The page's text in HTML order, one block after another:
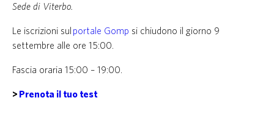
Sede di Viterbo.
Le iscrizioni sul portale Gomp si chiudono il giorno 9
settembre alle ore 15:00.
Fascia oraria 15:00 – 19:00.
> Prenota il tuo test